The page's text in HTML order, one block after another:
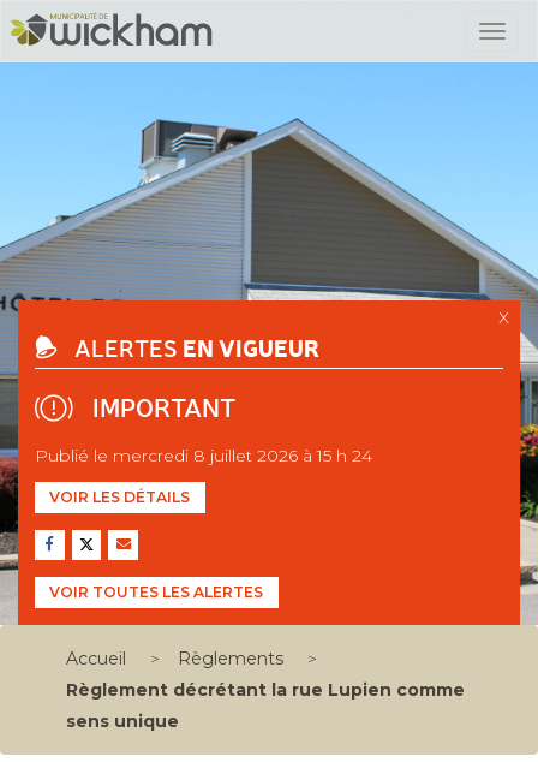
X
ALERTES EN VIGUEUR
IMPORTANT
Publié le mercredi 8 juillet 2026 à 15 h 24
VOIR LES DÉTAILS
VOIR TOUTES LES ALERTES
Accueil > Règlements
>
Règlement décrétant la rue Lupien comme
sens unique